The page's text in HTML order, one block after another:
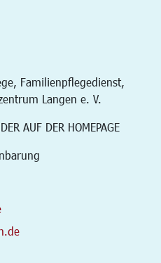
Familienpflegedienst,
Langen e. V.
AUF DER HOMEPAGE